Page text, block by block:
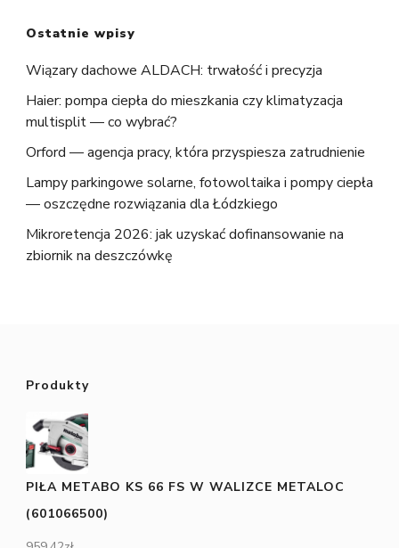
Ostatnie wpisy
Wiązary dachowe ALDACH: trwałość i precyzja
Haier: pompa ciepła do mieszkania czy klimatyzacja
multisplit — co wybrać?
Orford — agencja pracy, która przyspiesza zatrudnienie
Lampy parkingowe solarne, fotowoltaika i pompy ciepła
— oszczędne rozwiązania dla Łódzkiego
Mikroretencja 2026: jak uzyskać dofinansowanie na
zbiornik na deszczówkę
Produkty
PIŁA METABO KS 66 FS W WALIZCE METALOC
(601066500)